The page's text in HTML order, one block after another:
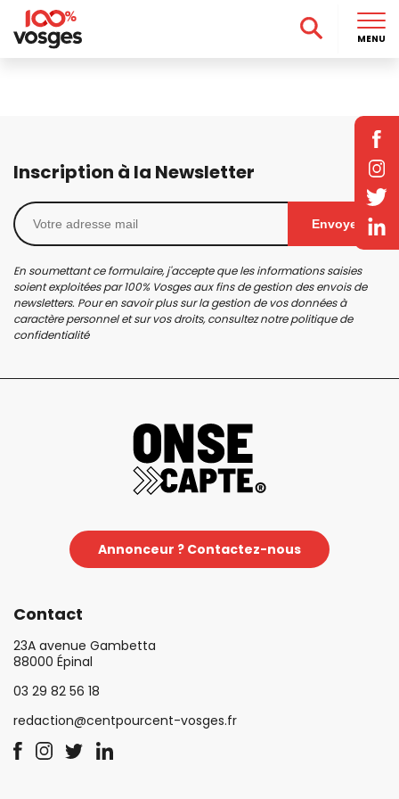
Inscription à la Newsletter
Envoyer
En soumettant ce formulaire, j'accepte que les informations saisies
soient exploitées par 100% Vosges aux fins de gestion des envois de
newsletters. Pour en savoir plus sur la gestion de vos données à
caractère personnel et sur vos droits, consultez notrepolitique de
confidentialité
Annonceur ? Contactez-nous
Contact
23A avenue Gambetta
88000 Épinal
03 29 82 56 18
redaction@centpourcent-vosges.fr
MENU